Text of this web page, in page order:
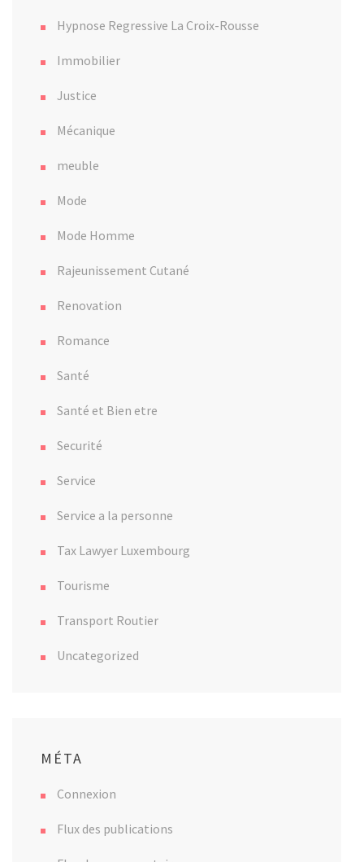
Hypnose Regressive La Croix-Rousse
Immobilier
Justice
Mécanique
meuble
Mode
Mode Homme
Rajeunissement Cutané
Renovation
Romance
Santé
Santé et Bien etre
Securité
Service
Service a la personne
Tax Lawyer Luxembourg
Tourisme
Transport Routier
Uncategorized
MÉTA
Connexion
Flux des publications